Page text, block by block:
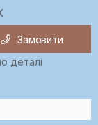
Замовити
деталі